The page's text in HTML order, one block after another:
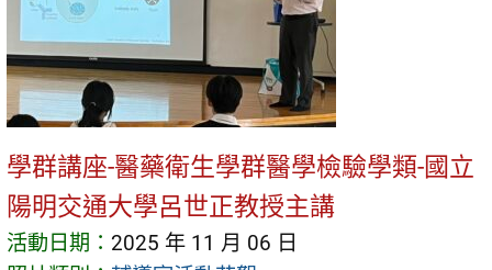
學群講座-醫藥衛生學群醫學檢驗學類-國立
陽明交通大學呂世正教授主講
活動日期： 2025 年 11 月 06 日